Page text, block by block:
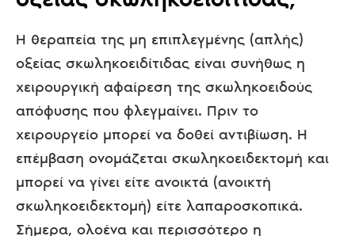
Η θεραπεία της μη επιπλεγμένης (απλής)
οξείας σκωληκοειδίτιδας είναι συνήθως η
χειρουργική αφαίρεση της σκωληκοειδούς
απόφυσης που φλεγμαίνει. Πριν το
χειρουργείο μπορεί να δοθεί αντιβίωση. Η
επέμβαση ονομάζεται σκωληκοειδεκτομή και
μπορεί να γίνει είτε ανοικτά (ανοικτή
σκωληκοειδεκτομή) είτε λαπαροσκοπικά.
Σήμερα, ολοένα και περισσότερο η